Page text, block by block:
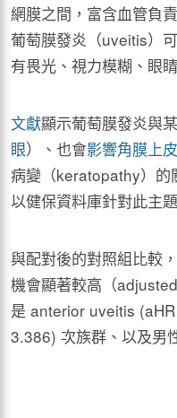
網膜之間，富含血管負
葡萄膜發炎（uveitis）
有畏光、視力模糊、眼
文獻顯示葡萄膜發炎與
眼）、也會影響角膜上皮
病變（keratopathy）的
以健保資料庫針對此主
與配對後的對照組比較
機會顯著較高（
是 anterior uveitis
3.386) 次族群、以及男